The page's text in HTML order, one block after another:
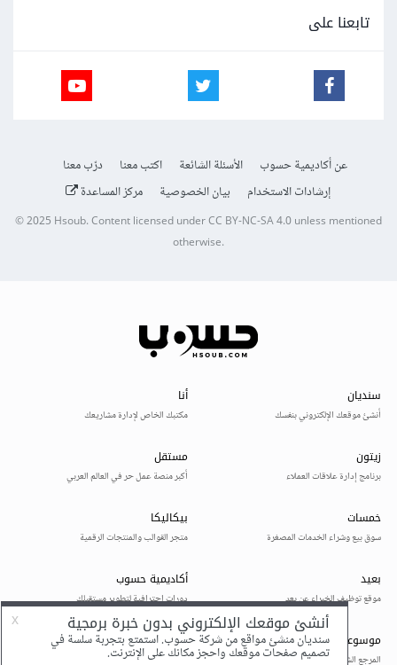
تابعنا على
عن أكاديمية حسوب الأسئلة الشائعة اكتب معنا
درّب معنا
إرشادات الاستخدام
بيان الخصوصية مركز المساعدة
© 2025Hsoub.Content licensed underCC BY-NC-SA 4.0unless mentioned
otherwise.